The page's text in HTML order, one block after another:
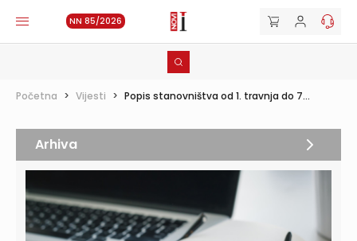
NN 85/2026
Početna > Vijesti > Popis stanovništva od 1. travnja do 7...
Arhiva